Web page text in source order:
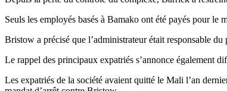
Seuls les employés basés à Bamako ont été payés pour le
Bristow a précisé que l’administrateur était responsable
Le rappel des principaux expatriés s’annonce également
Les expatriés de la société avaient quitté le Mali l’an